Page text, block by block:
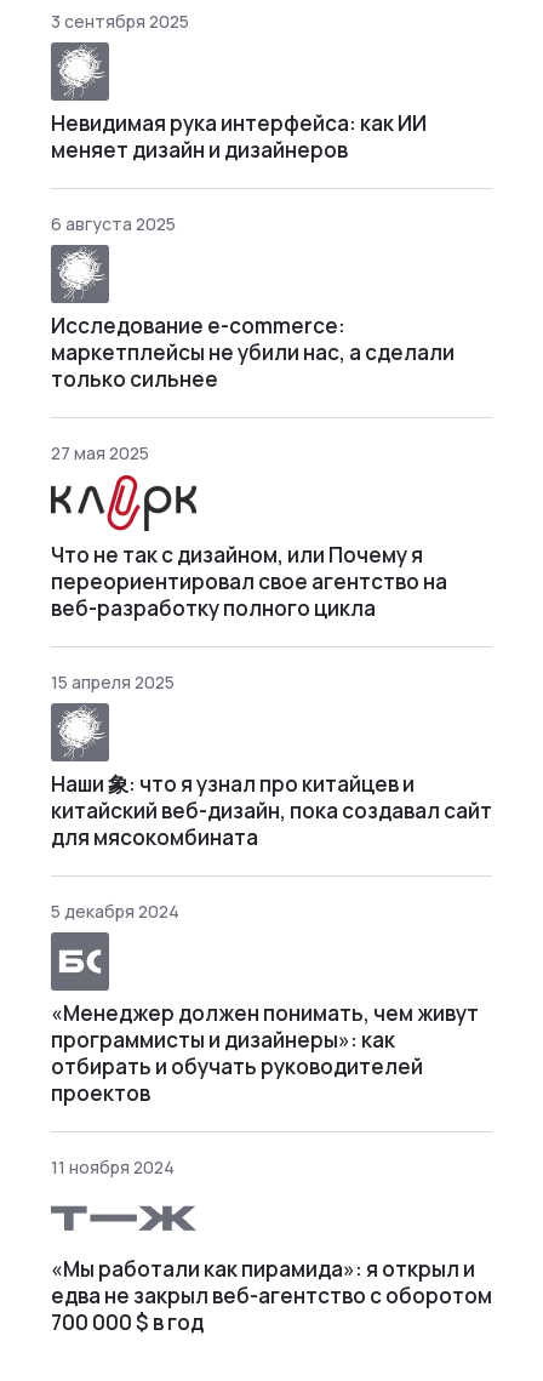
3 сентября 2025
Невидимая рука интерфейса: как ИИ
меняет дизайн и дизайнеров
6 августа 2025
Исследование e-commerce:
маркетплейсы не убили нас, а сделали
только сильнее
27 мая 2025
Что не так с дизайном, или Почему я
переориентировал свое агентство на
веб-разработку полного цикла
15 апреля 2025
Наши 象: что я узнал про китайцев и
китайский веб-дизайн, пока создавал сайт
для мясокомбината
5 декабря 2024
«Менеджер должен понимать, чем живут
программисты и дизайнеры»: как
отбирать и обучать руководителей
проектов
11 ноября 2024
«Мы работали как пирамида»: я открыл и
едва не закрыл веб⁠-⁠агентство с оборотом
700 000 $ в год